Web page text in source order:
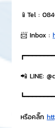
📱Tel :
📨 Inbox :
📲 LINE:
หรือคลิ๊ก